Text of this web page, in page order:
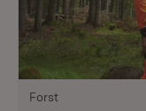
Forst